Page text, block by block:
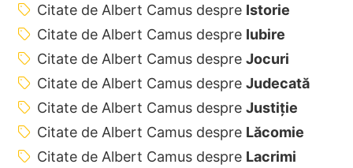
Citate de Albert Camus despre Istorie
Citate de Albert Camus despre Iubire
Citate de Albert Camus despre Jocuri
Citate de Albert Camus despre Judecată
Citate de Albert Camus despre Justiție
Citate de Albert Camus despre Lăcomie
Citate de Albert Camus despre Lacrimi